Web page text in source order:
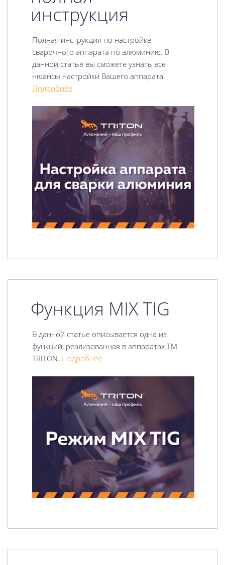
инструкция
Полная инструкция по настройке
сварочного аппарата по алюминию. В
данной статье вы сможете узнать все
нюансы настройки Вашего аппарата.
Подробнее
Функция MIX TIG
В данной статье описывается одна из
функций, реализованная в аппаратах TM
TRITON. Подробнее